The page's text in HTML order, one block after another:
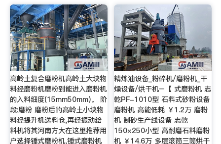
高岭土复合磨粉机高岭土大块物
料经磨粉机磨粉到能进入磨粉机
的入料细度(15mm50mm)。 阶
段:磨粉 磨粉后的高岭土小块物
料经提升机送料仓,再经振动给
料机将其河南方大在这里推荐用
户选择锤式磨粉机,锤式磨粉机
精炼油设备_粉碎机/磨粉机_干
燥设备/烘干机–【 式磨粉机 志
乾PF-1010型 石料式砂粉设备
磨粉机 高能低耗 ￥1.2万 磨粉
机 制砂生产线设备 志乾
150×250小型 高耐磨石料磨粉
机 ￥14.6万 多层滚筒三筒烘干